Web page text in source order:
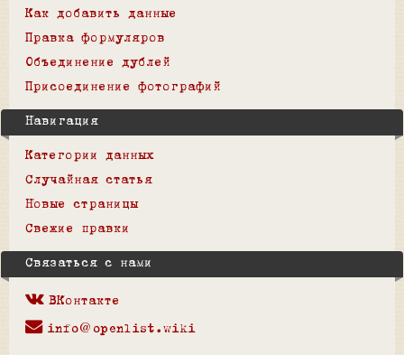
Как добавить данные
Правка формуляров
Объединение дублей
Присоединение фотографий
Навигация
Категории данных
Случайная статья
Новые страницы
Свежие правки
Связаться с нами
ВКонтакте
info@openlist.wiki